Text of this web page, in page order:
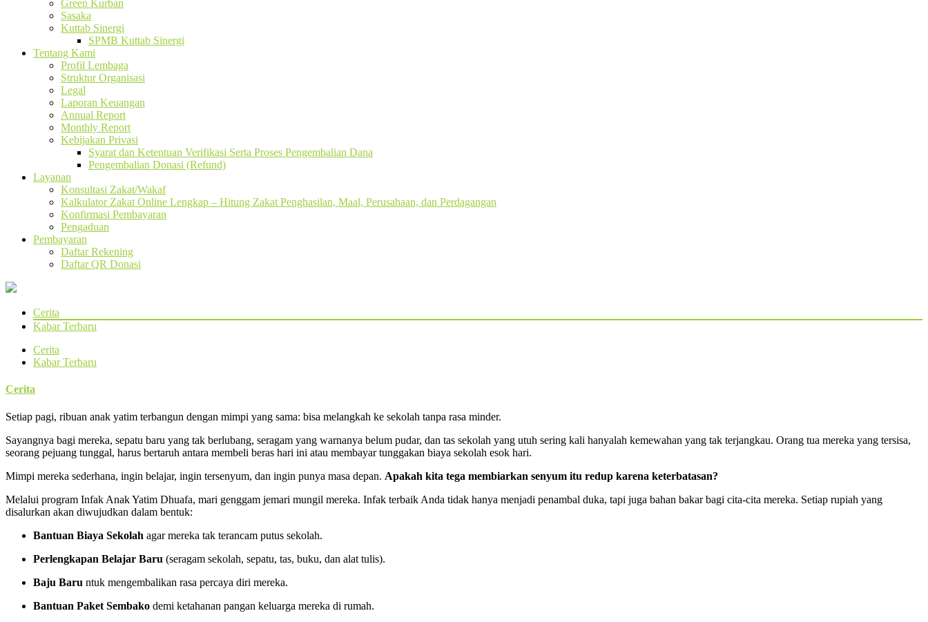
Green Kurban
Sasaka
Kuttab Sinergi
SPMB Kuttab Sinergi
Tentang Kami
Profil Lembaga
Struktur Organisasi
Legal
Laporan Keuangan
Annual Report
Monthly Report
Kebijakan Privasi
Syarat dan Ketentuan Verifikasi Serta Proses Pengembalian Dana
Pengembalian Donasi (Refund)
Layanan
Konsultasi Zakat/Wakaf
Kalkulator Zakat Online Lengkap – Hitung Zakat Penghasilan, Maal, Perusahaan, dan Perdagangan
Konfirmasi Pembayaran
Pengaduan
Pembayaran
Daftar Rekening
Daftar QR Donasi
Cerita
Kabar Terbaru
Cerita
Kabar Terbaru
Cerita
Setiap pagi, ribuan anak yatim terbangun dengan mimpi yang sama: bisa melangkah ke sekolah tanpa rasa minder.
Sayangnya bagi mereka, sepatu baru yang tak berlubang, seragam yang warnanya belum pudar, dan tas sekolah yang utuh sering kali hanyalah kemewahan yang tak terjangkau. Orang tua mereka yang tersisa,
seorang pejuang tunggal, harus bertaruh antara membeli beras hari ini atau membayar tunggakan biaya sekolah esok hari.
Mimpi mereka sederhana, ingin belajar, ingin tersenyum, dan ingin punya masa depan. Apakah kita tega membiarkan senyum itu redup karena keterbatasan?
Melalui program Infak Anak Yatim Dhuafa, mari genggam jemari mungil mereka. Infak terbaik Anda tidak hanya menjadi penambal duka, tapi juga bahan bakar bagi cita-cita mereka. Setiap rupiah yang
disalurkan akan diwujudkan dalam bentuk:
Bantuan Biaya Sekolah agar mereka tak terancam putus sekolah.
Perlengkapan Belajar Baru (seragam sekolah, sepatu, tas, buku, dan alat tulis).
Baju Baru ntuk mengembalikan rasa percaya diri mereka.
Bantuan Paket Sembako demi ketahanan pangan keluarga mereka di rumah.